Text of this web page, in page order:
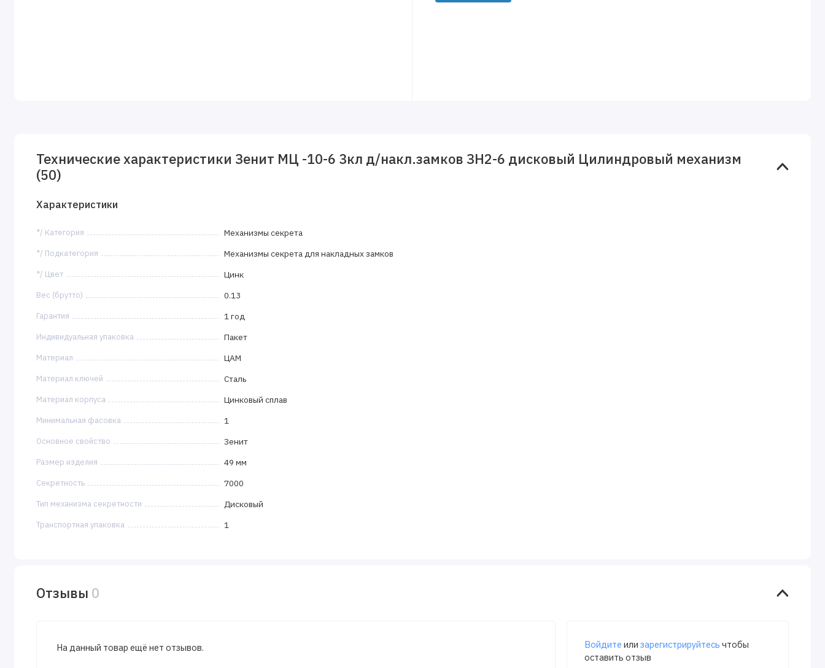
Технические характеристики Зенит МЦ -10-6 3кл д/накл.замков ЗН2-6 дисковый Цилиндровый механизм
(50)
Характеристики
*/ Категория Механизмы секрета
*/ Подкатегория Механизмы секрета для накладных замков
*/ Цвет Цинк
Вес (брутто) 0.13
Гарантия 1 год
Индивидуальная упаковка Пакет
Материал ЦАМ
Материал ключей Сталь
Материал корпуса Цинковый сплав
Минимальная фасовка 1
Основное свойство Зенит
Размер изделия 49 мм
Секретность 7000
Тип механизма секретности Дисковый
Транспортная упаковка 1
Отзывы 0
На данный товар ещё нет отзывов. Войдите или зарегистрируйтесь чтобы
оставить отзыв